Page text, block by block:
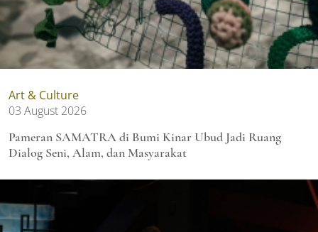
Art & Culture
03 August 2026
Pameran SAMATRA di Bumi Kinar Ubud Jadi Ruang
Dialog Seni, Alam, dan Masyarakat